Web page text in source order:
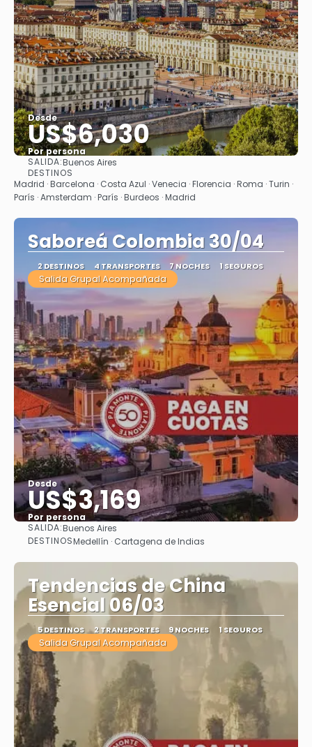
Desde
US$6,030
Por persona
SALIDA:Buenos Aires
DESTINOS
Madrid · Barcelona · Costa Azul · Venecia · Florencia · Roma · Turin ·
París · Amsterdam · París · Burdeos · Madrid
Saboreá Colombia 30/04
2 DESTINOS 4 TRANSPORTES 7 NOCHES 1 SEGUROS
Salida Grupal Acompañada
Desde
US$3,169
Por persona
SALIDA:Buenos Aires
DESTINOSMedellín · Cartagena de Indias
Tendencias de China
Esencial 06/03
5 DESTINOS 2 TRANSPORTES 9 NOCHES 1 SEGUROS
Salida Grupal Acompañada